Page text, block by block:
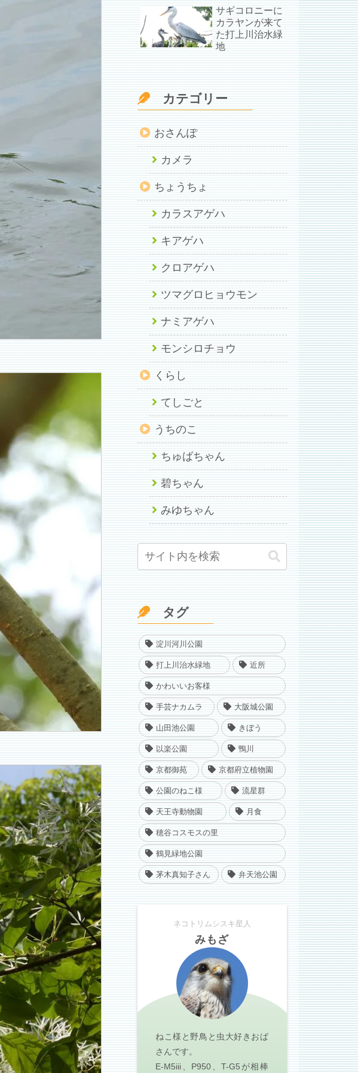
サギコロニーに
カラヤンが来て
た打上川治水緑
地
カテゴリー
おさんぽ
カメラ
ちょうちょ
カラスアゲハ
キアゲハ
クロアゲハ
ツマグロヒョウモン
ナミアゲハ
モンシロチョウ
くらし
てしごと
うちのこ
ちゅばちゃん
碧ちゃん
みゆちゃん
タグ
淀川河川公園
打上川治水緑地 近所
かわいいお客様
手芸ナカムラ 大阪城公園
山田池公園 きぼう
以楽公園 鴨川
京都御苑 京都府立植物園
公園のねこ様 流星群
天王寺動物園 月食
穂谷コスモスの里
鶴見緑地公園
茅木真知子さん 弁天池公園
ネコトリムシスキ星人
みもざ
ねこ様と野鳥と虫大好きおば
さんです。
E-M5iii、P950、T-G5が相棒